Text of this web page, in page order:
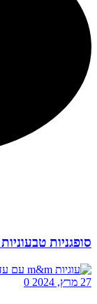
סופגניות
27 מרץ, 2024 0